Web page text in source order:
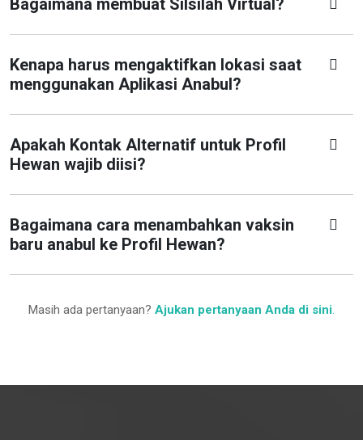
Bagaimana membuat Silsilah Virtual?
Kenapa harus mengaktifkan lokasi saat
menggunakan Aplikasi Anabul?
Apakah Kontak Alternatif untuk Profil
Hewan wajib diisi?
Bagaimana cara menambahkan vaksin
baru anabul ke Profil Hewan?
Masih ada pertanyaan? Ajukan pertanyaan Anda di sini.